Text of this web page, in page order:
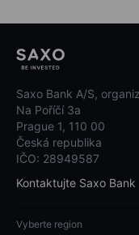
Saxo Bank A/S,
Na Poříčí 3a
Prague 1, 110 00
Česká republika
IČO: 28949587
Kontaktujte Saxo Bank
Vyberte region